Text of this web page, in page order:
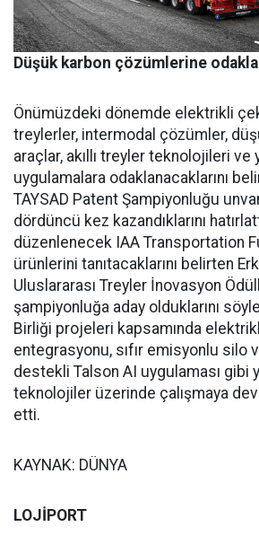
Düşük karbon çözümlerine
Önümüzdeki dönemde elektrikli
treylerler, intermodal çözümler,
araçlar, akıllı treyler teknolojileri ve
uygulamalara odaklanacaklarını
TAYSAD Patent Şampiyonluğu
dördüncü kez kazandıklarını
düzenlenecek IAA Transportation
ürünlerini tanıtacaklarını belirten
Uluslararası Treyler İnovasyon
şampiyonluğa aday olduklarını
Birliği projeleri kapsamında
entegrasyonu, sıfır emisyonlu silo
destekli Talson AI uygulaması gibi
teknolojiler üzerinde çalışmaya
etti.
KAYNAK: DÜNYA
LOJİPORT